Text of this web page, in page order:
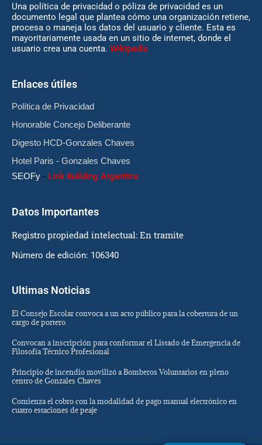
Una política de privacidad o póliza de privacidad es un
documento legal que plantea cómo una organización retiene,
procesa o maneja los datos del usuario y cliente. Esta es
mayoritariamente usada en un sitio de internet, donde el
usuario crea una cuenta. Wikipedia
Enlaces útiles
Política de Privacidad
Honorable Concejo Deliberante
Digesto HCD-Gonzales Chaves
Hotel Paris - Gonzales Chaves
SEOFy - Link Building Argentina
Datos Importantes
Registro propiedad intelectual: En tramite
Número de edición: 106340
Ultimas Noticias
El Consejo Escolar convoca a un acto público para la cobertura de un
cargo de portero
Convocan a inscripción para conformar el Listado de Emergencia de
Filosofía Técnico Profesional
Principio de incendio movilizó a Bomberos Voluntarios en pleno
centro de Gonzales Chaves
Comienza el cobro con la modalidad de pago manual electrónico en
cuatro estaciones de peaje